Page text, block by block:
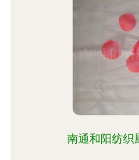
南通和阳纺织